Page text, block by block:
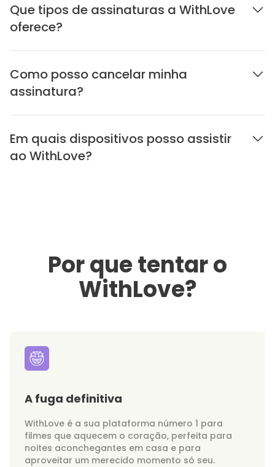
Que tipos de assinaturas a WithLove
oferece?
Como posso cancelar minha
assinatura?
Em quais dispositivos posso assistir
ao WithLove?
Por que tentar o
WithLove?
A fuga definitiva
WithLove é a sua plataforma número 1 para
filmes que aquecem o coração, perfeita para
noites aconchegantes em casa e para
aproveitar um merecido momento só seu.